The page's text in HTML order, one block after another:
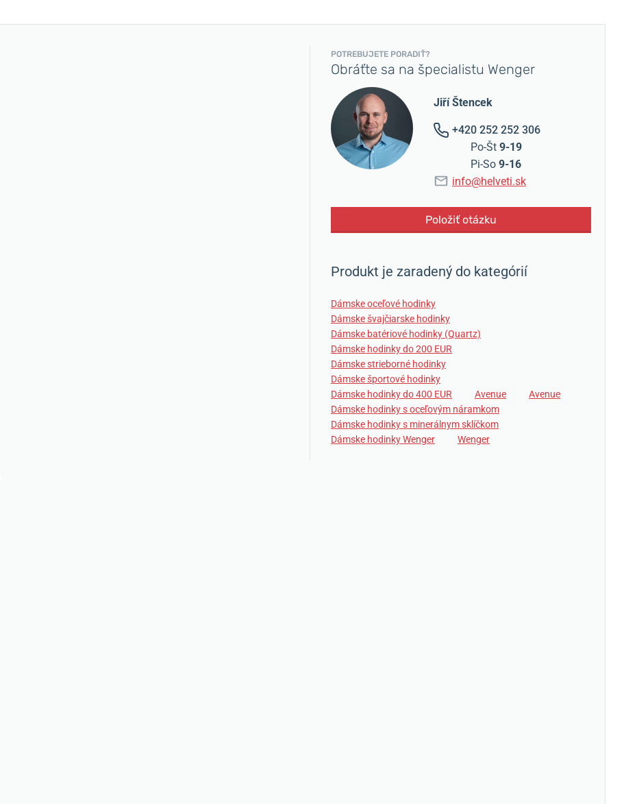
POTREBUJETE PORADIŤ?
Obráťte sa na špecialistu Wenger
Jiří Štencek
+420 252 252 306
Po-Št 9-19
Pi-So 9-16
info@helveti.sk
Položiť otázku
Produkt je zaradený do kategórií
Dámske oceľové hodinky
Dámske švajčiarske hodinky
Dámske batériové hodinky (Quartz)
Dámske hodinky do 200 EUR
Dámske strieborné hodinky
Dámske športové hodinky
Dámske hodinky do 400 EUR
Avenue
Avenue
Dámske hodinky s oceľovým náramkom
Dámske hodinky s minerálnym sklíčkom
Dámske hodinky Wenger
Wenger